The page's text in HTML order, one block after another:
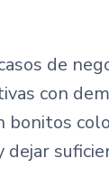
de
con
bonitos